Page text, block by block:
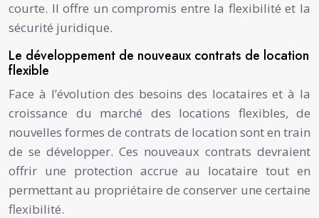
courte. Il offre un compromis entre la flexibilité et la
sécurité juridique.
Le développement de nouveaux contrats de location
flexible
Face à l’évolution des besoins des locataires et à la
croissance du marché des locations flexibles, de
nouvelles formes de contrats de location sont en train
de se développer. Ces nouveaux contrats devraient
offrir une protection accrue au locataire tout en
permettant au propriétaire de conserver une certaine
flexibilité.